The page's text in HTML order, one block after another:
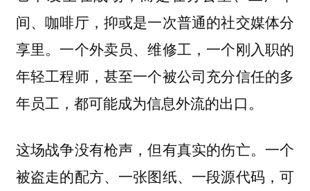
间、咖啡厅，抑或是一次普通的社交媒体分
享里。一个外卖员、维修工，一个刚入职的
年轻工程师，甚至一个被公司充分信任的多
年员工，都可能成为信息外流的出口。
这场战争没有枪声，但有真实的伤亡。一个
被盗走的配方、一张图纸、一段源代码，可